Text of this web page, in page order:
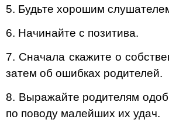
5. Будьте хорошим
6. Начинайте с позитива.
7. Сначала скажите о
затем об ошибках родителей.
8. Выражайте родителям
по поводу малейших их удач.